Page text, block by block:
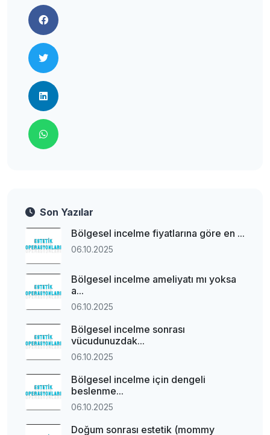
Son Yazılar
Bölgesel incelme fiyatlarına göre en ...
06.10.2025
Bölgesel incelme ameliyatı mı yoksa
a...
06.10.2025
Bölgesel incelme sonrası
vücudunuzdak...
06.10.2025
Bölgesel incelme için dengeli
beslenme...
06.10.2025
Doğum sonrası estetik (mommy